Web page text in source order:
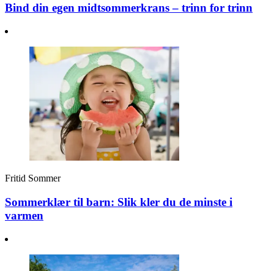
Bind din egen midtsommerkrans – trinn for trinn
Fritid Sommer
Sommerklær til barn: Slik kler du de minste i
varmen